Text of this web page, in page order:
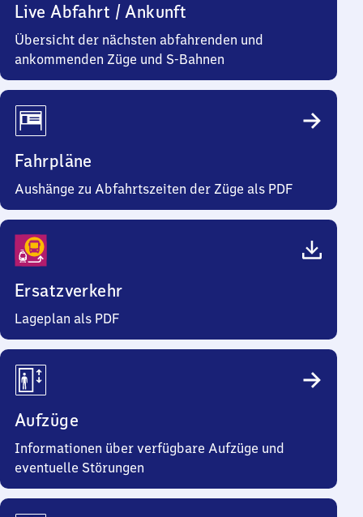
Live Abfahrt / Ankunft
Übersicht der nächsten abfahrenden und
ankommenden Züge und S-Bahnen
Fahrpläne
Aushänge zu Abfahrtszeiten der Züge als PDF
Ersatzverkehr
Lageplan als PDF
Aufzüge
Informationen über verfügbare Aufzüge und
eventuelle Störungen